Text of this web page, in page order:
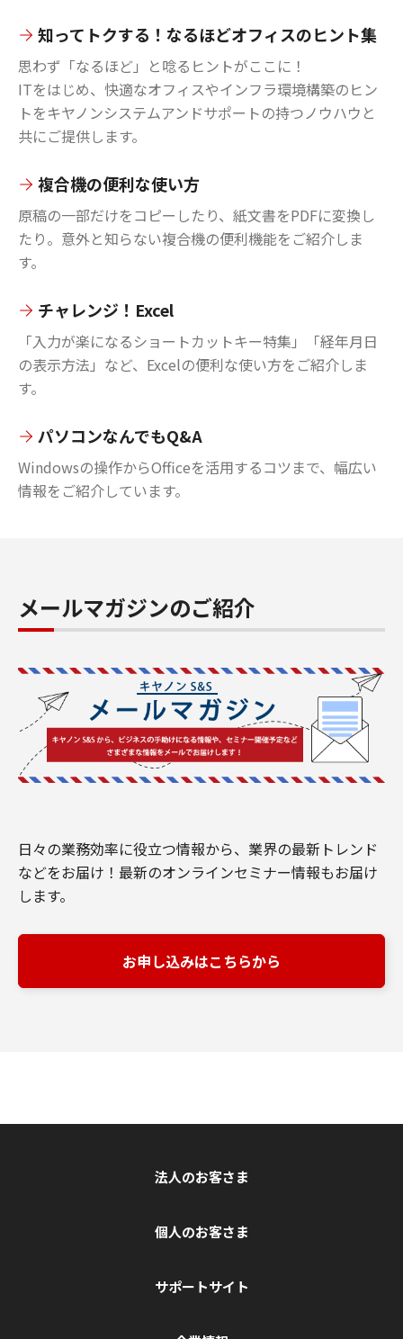
知ってトクする！なるほどオフィスのヒント集
思わず「なるほど」と唸るヒントがここに！
ITをはじめ、快適なオフィスやインフラ環境構築のヒン
トをキヤノンシステムアンドサポートの持つノウハウと
共にご提供します。
複合機の便利な使い方
原稿の一部だけをコピーしたり、紙文書をPDFに変換し
たり。意外と知らない複合機の便利機能をご紹介しま
す。
チャレンジ！Excel
「入力が楽になるショートカットキー特集」「経年月日
の表示方法」など、Excelの便利な使い方をご紹介しま
す。
パソコンなんでもQ&A
Windowsの操作からOfficeを活用するコツまで、幅広い
情報をご紹介しています。
メールマガジンのご紹介
日々の業務効率に役立つ情報から、業界の最新トレンド
などをお届け！最新のオンラインセミナー情報もお届け
します。
お申し込みはこちらから
法人のお客さま
個人のお客さま
サポートサイト